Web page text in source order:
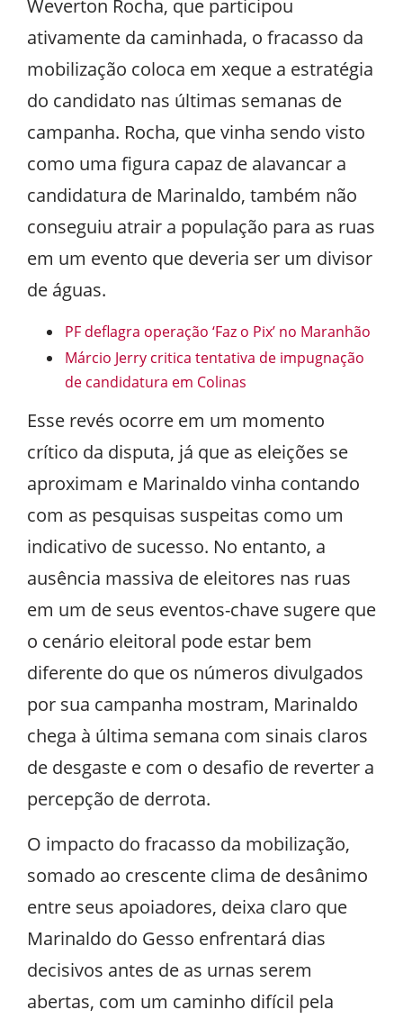
Weverton Rocha, que participou
ativamente da caminhada, o fracasso da
mobilização coloca em xeque a estratégia
do candidato nas últimas semanas de
campanha. Rocha, que vinha sendo visto
como uma figura capaz de alavancar a
candidatura de Marinaldo, também não
conseguiu atrair a população para as ruas
em um evento que deveria ser um divisor
de águas.
PF deflagra operação ‘Faz o Pix’ no Maranhão
Márcio Jerry critica tentativa de impugnação
de candidatura em Colinas
Esse revés ocorre em um momento
crítico da disputa, já que as eleições se
aproximam e Marinaldo vinha contando
com as pesquisas suspeitas como um
indicativo de sucesso. No entanto, a
ausência massiva de eleitores nas ruas
em um de seus eventos-chave sugere que
o cenário eleitoral pode estar bem
diferente do que os números divulgados
por sua campanha mostram, Marinaldo
chega à última semana com sinais claros
de desgaste e com o desafio de reverter a
percepção de derrota.
O impacto do fracasso da mobilização,
somado ao crescente clima de desânimo
entre seus apoiadores, deixa claro que
Marinaldo do Gesso enfrentará dias
decisivos antes de as urnas serem
abertas, com um caminho difícil pela